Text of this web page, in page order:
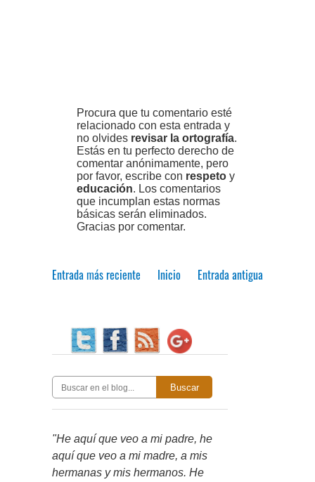
Procura que tu comentario esté
relacionado con esta entrada y
no olvides revisar la ortografía.
Estás en tu perfecto derecho de
comentar anónimamente, pero
por favor, escribe con respeto y
educación. Los comentarios
que incumplan estas normas
básicas serán eliminados.
Gracias por comentar.
Entrada más reciente Entrada antigua
Inicio
Buscar
"He aquí que veo a mi padre, he
aquí que veo a mi madre, a mis
hermanas y mis hermanos. He